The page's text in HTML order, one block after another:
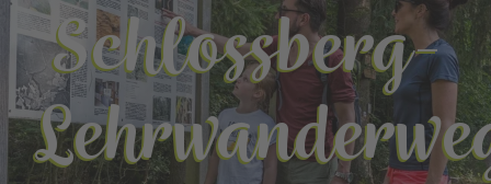
Schlossberg-